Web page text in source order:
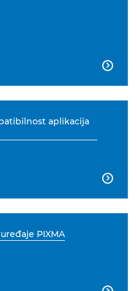

aplikacija

PIXMA